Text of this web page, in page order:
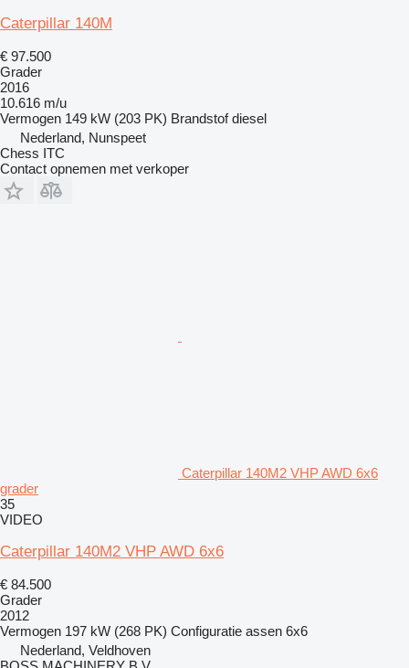
Caterpillar 140M
€ 97.500
Grader
2016
10.616 m/u
Vermogen 149 kW (203 PK) Brandstof diesel
Nederland, Nunspeet
Chess ITC
Contact opnemen met verkoper
Caterpillar 140M2 VHP AWD 6x6
grader
35
VIDEO
Caterpillar 140M2 VHP AWD 6x6
€ 84.500
Grader
2012
Vermogen 197 kW (268 PK) Configuratie assen 6x6
Nederland, Veldhoven